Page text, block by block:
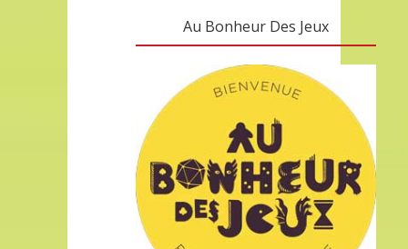
Au Bonheur Des Jeux